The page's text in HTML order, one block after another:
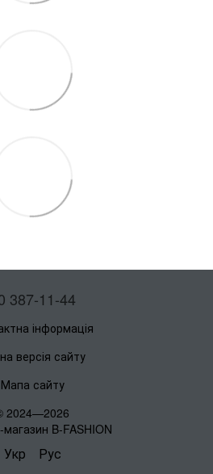
387-11-44
інформація
версія сайту
Мапа сайту
2024—2026
магазин B-FASHION
Укр Рус